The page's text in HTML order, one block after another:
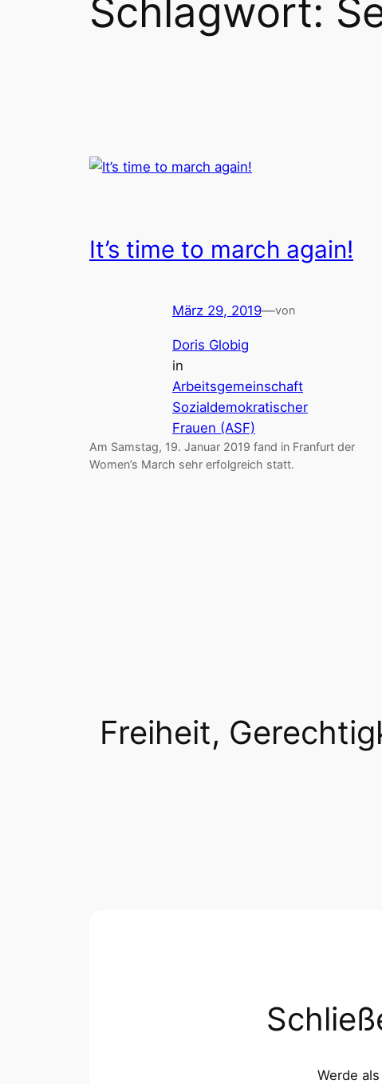
Schlagwort:
It’s time to march again!
März 29, 2019—von
Doris Globig
in
Arbeitsgemeinschaft
Sozialdemokratischer
Frauen (ASF)
Am Samstag, 19. Januar 2019 fand in Franfurt der
Women’s March sehr erfolgreich statt.
Freiheit,
Werde